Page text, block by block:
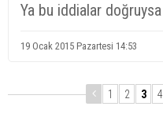
Ya bu iddialar doğruysa
19 Ocak 2015 Pazartesi 14:53
1 2 3 4